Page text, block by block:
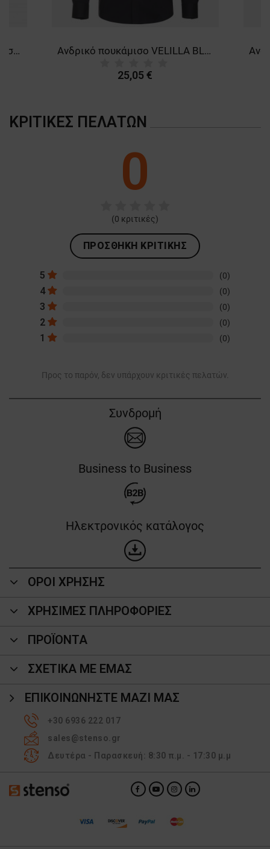
Ανδρικό κοντομάνικο πουκάμισο VELILLA WHITE Ανδρικό πουκάμισο VELILLA BLACK
25,05 €
ΚΡΙΤΙΚΈΣ ΠΕΛΑΤΏΝ
0
(0 κριτικές)
ΠΡΟΣΘΉΚΗ ΚΡΙΤΙΚΉΣ
5 (0)
4 (0)
3 (0)
2 (0)
1 (0)
Προς το παρόν, δεν υπάρχουν κριτικές πελατών.
Συνδρομή
Business to Business
Ηλεκτρονικός κατάλογος
ΟΡΟΙ ΧΡΗΣΗΣ
ΧΡΗΣΙΜΕΣ ΠΛΗΡΟΦΟΡΙΕΣ
ΠΡΟΪΌΝΤΑ
ΣΧΕΤΙΚΑ ΜΕ ΕΜΑΣ
ΕΠΙΚΟΙΝΩΝΉΣΤΕ ΜΑΖΊ ΜΑΣ
+30 6936 222 017
sales@stenso.gr
Δευτέρα - Παρασκευή: 8:30 π.μ. - 17:30 μ.μ